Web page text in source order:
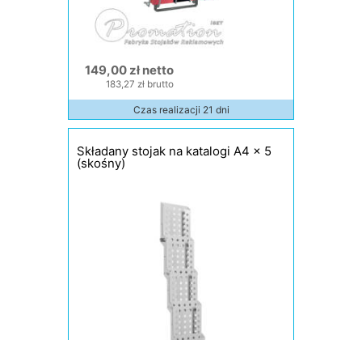
149,00 zł netto
183,27 zł brutto
Czas realizacji 21 dni
Składany stojak na katalogi A4 x 5
(skośny)